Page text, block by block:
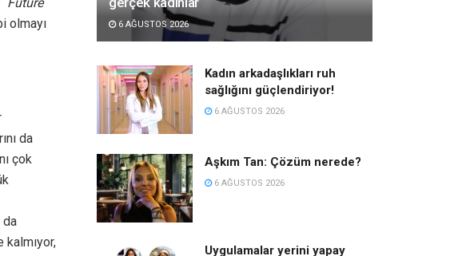
olmayı
da
çok
da
kalmıyor,
6 AĞUSTOS 2026
Kadın arkadaşlıkları ruh
sağlığını güçlendiriyor!
6 AĞUSTOS 2026
Aşkım Tan: Çözüm nerede?
6 AĞUSTOS 2026
Uygulamalar yerini yapay